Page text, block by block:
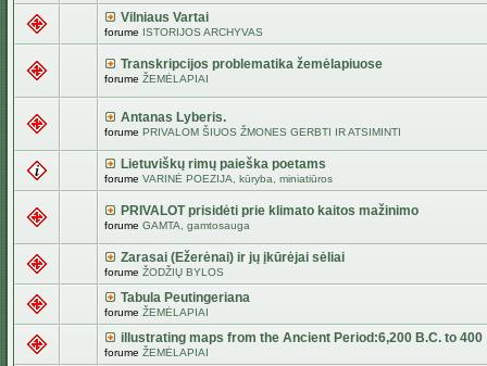
Vilniaus Vartai
forume ISTORIJOS ARCHYVAS
Transkripcijos problematika žemėlapiuose
forume ŽEMĖLAPIAI
Antanas Lyberis.
forume PRIVALOM ŠIUOS ŽMONES GERBTI IR ATSIMINTI
Lietuviškų rimų paieška poetams
forume VARINĖ POEZIJA, kūryba, miniatiūros
PRIVALOT prisidėti prie klimato kaitos mažinimo
forume GAMTA, gamtosauga
Zarasai (Ežerėnai) ir jų įkūrėjai sėliai
forume ŽODŽIŲ BYLOS
Tabula Peutingeriana
forume ŽEMĖLAPIAI
illustrating maps from the Ancient Period:6,200 B.C. to 400
forume ŽEMĖLAPIAI